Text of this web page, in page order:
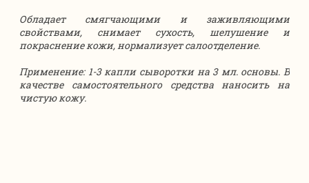
Обладает смягчающими и заживляющими
свойствами, снимает сухость, шелушение и
покраснение кожи, нормализует салоотделение.
Применение: 1-3 капли сыворотки на 3 мл. основы. В
качестве самостоятельного средства наносить на
чистую кожу.